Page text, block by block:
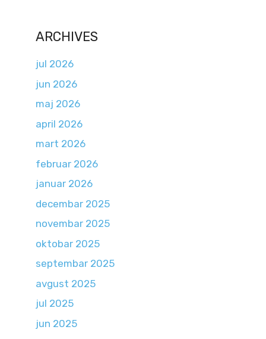
ARCHIVES
jul 2026
jun 2026
maj 2026
april 2026
mart 2026
februar 2026
januar 2026
decembar 2025
novembar 2025
oktobar 2025
septembar 2025
avgust 2025
jul 2025
jun 2025